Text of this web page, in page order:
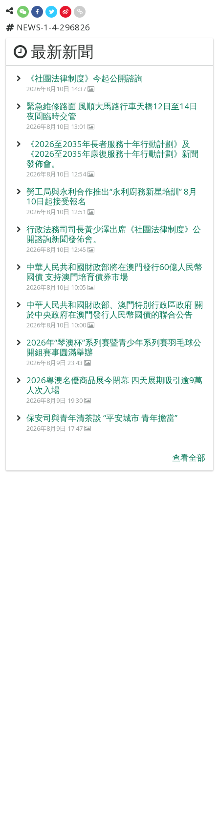
NEWS-1-4-296826
最新新聞
《社團法律制度》今起公開諮詢
2026年8月10日 14:37
緊急維修路面 風順大馬路行車天橋12日至14日
夜間臨時交管
2026年8月10日 13:01
《2026至2035年長者服務十年行動計劃》及
《2026至2035年康復服務十年行動計劃》新聞
發佈會。
2026年8月10日 12:54
勞工局與永利合作推出“永利廚務新星培訓” 8月
10日起接受報名
2026年8月10日 12:51
行政法務司司長黃少澤出席《社團法律制度》公
開諮詢新聞發佈會。
2026年8月10日 12:45
中華人民共和國財政部將在澳門發行60億人民幣
國債 支持澳門培育債券市場
2026年8月10日 10:05
中華人民共和國財政部、澳門特別行政區政府 關
於中央政府在澳門發行人民幣國債的聯合公告
2026年8月10日 10:00
2026年“琴澳杯”系列賽暨青少年系列賽羽毛球公
開組賽事圓滿舉辦
2026年8月9日 23:43
2026粵澳名優商品展今閉幕 四天展期吸引逾9萬
人次入場
2026年8月9日 19:30
保安司與青年清茶談 “平安城市 青年擔當”
2026年8月9日 17:47
查看全部